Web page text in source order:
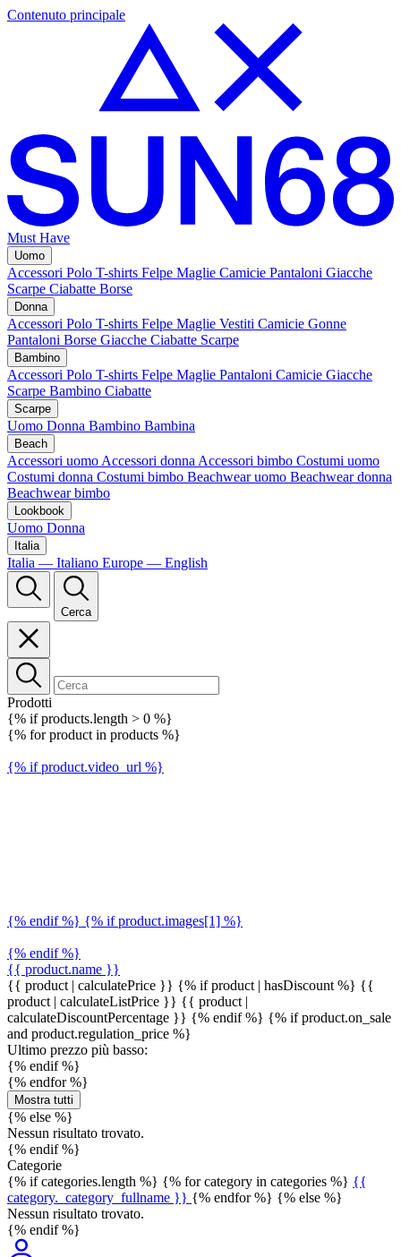
Contenuto principale
Must Have
Uomo
Accessori Polo T-shirts Felpe Maglie Camicie Pantaloni Giacche
Scarpe Ciabatte Borse
Donna
Accessori Polo T-shirts Felpe Maglie Vestiti Camicie Gonne
Pantaloni Borse Giacche Ciabatte Scarpe
Bambino
Accessori Polo T-shirts Felpe Maglie Pantaloni Camicie Giacche
Scarpe Bambino Ciabatte
Scarpe
Uomo Donna Bambino Bambina
Beach
Accessori uomo Accessori donna Accessori bimbo Costumi uomo
Costumi donna Costumi bimbo Beachwear uomo Beachwear donna
Beachwear bimbo
Lookbook
Uomo Donna
Italia
Italia — Italiano Europe — English
Cerca
Prodotti
{% if products.length > 0 %}
{% for product in products %}
{% if product.video_url %}
{% endif %} {% if product.images[1] %}
{% endif %}
{{ product.name }}
{{ product | calculatePrice }} {% if product | hasDiscount %} {{
product | calculateListPrice }} {{ product |
calculateDiscountPercentage }} {% endif %} {% if product.on_sale
and product.regulation_price %}
Ultimo prezzo più basso:
{% endif %}
{% endfor %}
Mostra tutti
{% else %}
Nessun risultato trovato.
{% endif %}
Categorie
{% if categories.length %} {% for category in categories %} {{
category._category_fullname }} {% endfor %} {% else %}
Nessun risultato trovato.
{% endif %}